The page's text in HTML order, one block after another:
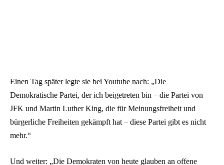
Einen Tag später legte sie bei Youtube nach: „Die
Demokratische Partei, der ich beigetreten bin – die Partei von
JFK und Martin Luther King, die für Meinungsfreiheit und
bürgerliche Freiheiten gekämpft hat – diese Partei gibt es nicht
mehr.“
Und weiter: „Die Demokraten von heute glauben an offene